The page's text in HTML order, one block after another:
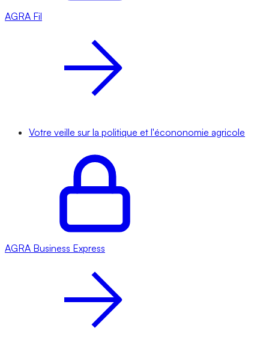
AGRA Fil
Votre veille sur la politique et l'écononomie agricole
AGRA Business Express